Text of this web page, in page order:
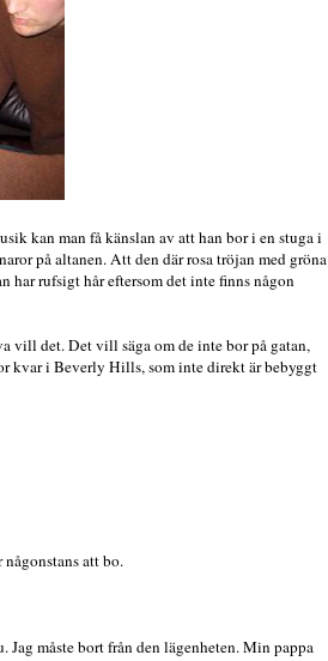
kan man få känslan av att han bor i en stuga i
på altanen. Att den där rosa tröjan med gröna
har rufsigt hår eftersom det inte finns någon
vill det. Det vill säga om de inte bor på gatan,
kvar i Beverly Hills, som inte direkt är bebyggt
någonstans att bo.
måste bort från den lägenheten. Min pappa